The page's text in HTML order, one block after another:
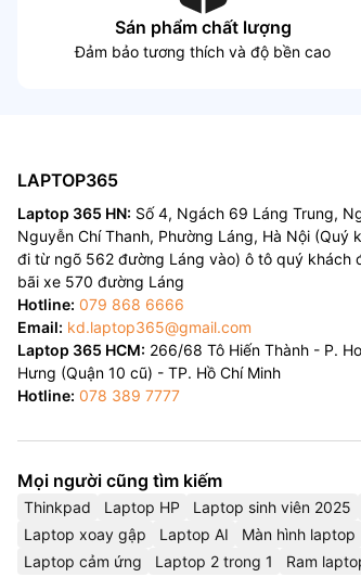
Sán phẩm chất lượng
Đảm bảo tương thích và độ bền cao
LAPTOP365
Laptop 365 HN: Số 4, Ngách 69 Láng Trung,
Nguyễn Chí Thanh, Phường Láng, Hà Nội (Quý
đi từ ngõ 562 đường Láng vào) ô tô quý khách
bãi xe 570 đường Láng
Hotline: 079 868 6666
Email: kd.laptop365@gmail.com
Laptop 365 HCM: 266/68 Tô Hiến Thành - P.
Hưng (Quận 10 cũ) - TP. Hồ Chí Minh
Hotline: 078 389 7777
Mọi người cũng tìm kiếm
Thinkpad Laptop HP Laptop sinh viên 2025
Laptop xoay gập
Laptop AI Màn hình laptop
Laptop cảm ứng
Laptop 2 trong 1 Ram